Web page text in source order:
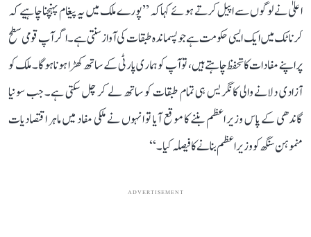
اعلیٰ نے لوگوں سے اپیل کرتے ہوئے کہا کہ ’’پورے ملک میں یہ پیغام پہنچنا چاہیے کہ
کرناٹک میں ایک ایسی حکومت ہے جو پسماندہ طبقات کی آواز سنتی ہے۔ اگر آپ قومی سطح
پر اپنے مفادات کا تحفظ چاہتے ہیں، تو آپ کو ہماری پارٹی کے ساتھ کھڑا ہونا ہوگا۔ ملک کو
آزادی دلانے والی کانگریس ہی تمام طبقات کو ساتھ لے کر چل سکتی ہے۔ جب سونیا
گاندھی کے پاس وزیر اعظم بننے کا موقع آیا تو انہوں نے ملکی مفاد میں ماہر اقتصادیات
منموہن سنگھ کو وزیر اعظم بنانے کا فیصلہ کیا۔‘‘
ADVERTISEMENT